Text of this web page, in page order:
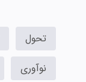
تحول
نوآوری